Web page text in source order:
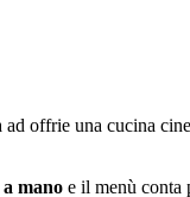
ad offrie una cucina
mano e il menù conta